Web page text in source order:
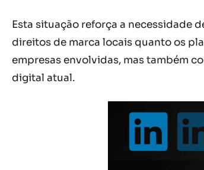
Esta situação reforça a necessidade
direitos de marca locais quanto os
empresas envolvidas, mas também
digital atual.